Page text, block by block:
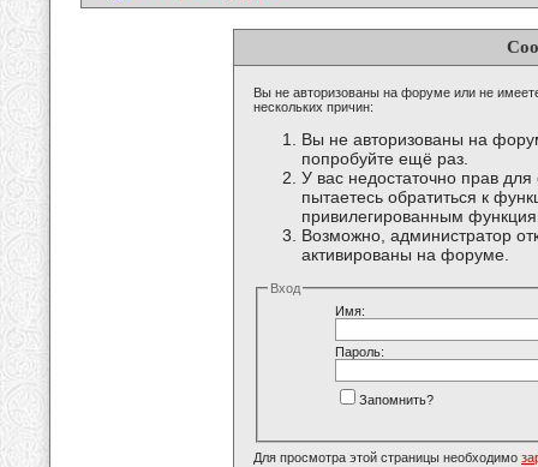
Вы не авторизованы на форуме или не
нескольких причин:
Вы не авторизованы на
попробуйте ещё раз.
У вас недостаточно прав
пытаетесь обратиться к
привилегированным
Возможно, администратор
активированы на форуме.
Вход
Имя:
Пароль:
Запомнить?
Для просмотра этой страницы необходимо